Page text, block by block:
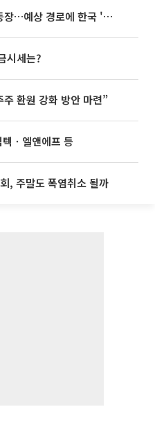
태풍 '돌핀' 이어 '찬홈' 등장…예상 경로에 한국 '한숨'
시세는?
주 환원 강화 방안 마련”
ㆍ엘앤에프 등
, 주말도 폭염취소 될까